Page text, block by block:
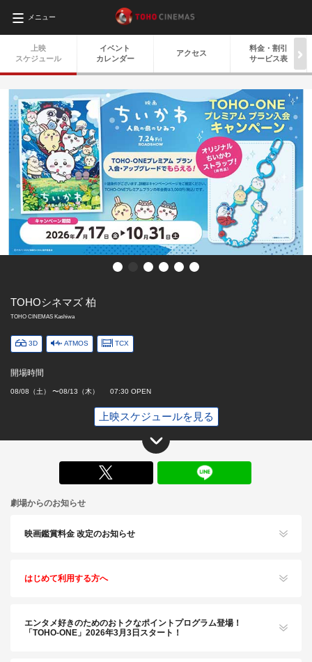
メニュー
上映
スケジュール
イベント
カレンダー
アクセス
料金・ 割引
サービス表
TOHOシネマズ 柏
TOHO CINEMAS Kashiwa
3D ATMOS TCX
開場時間
08/08（土） 〜08/13（木） 07:30 OPEN
上映スケジュールを見る
劇場からのお知らせ
映画鑑賞料金 改定のお知らせ
はじめて利用する方へ
エンタメ好きのためのおトクなポイントプログラム登場！
「TOHO-ONE」2026年3月3日スタート！